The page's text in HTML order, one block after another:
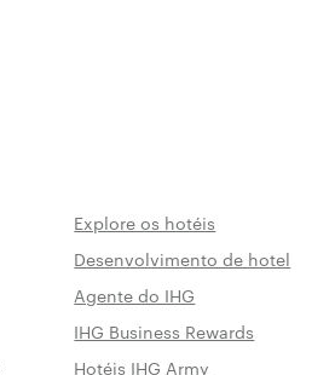
Explore os hotéis
Desenvolvimento de hotel
Agente do IHG
IHG Business Rewards
Hotéis IHG Army